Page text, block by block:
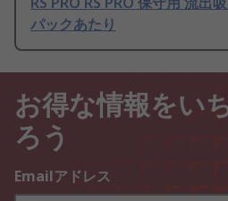
パックあたり
お得な情報をい
ろう
Emailアドレス